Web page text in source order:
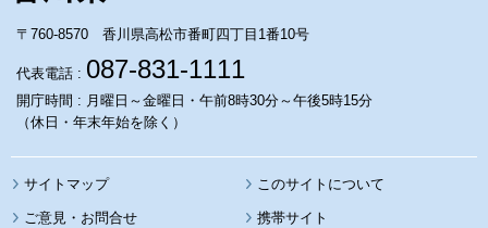
〒760-8570 香川県高松市番町四丁目1番10号
代表電話 : 087-831-1111
開庁時間 : 月曜日～金曜日・午前8時30分～午後5時15分
（休日・年末年始を除く）
サイトマップ このサイトについて
携帯サイト